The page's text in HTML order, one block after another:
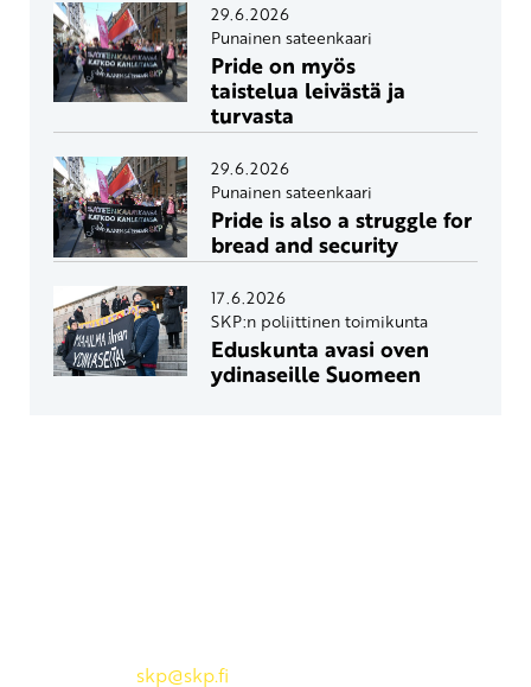
29.6.2026
Punainen sateenkaari
Pride on myös
taistelua leivästä ja
turvasta
29.6.2026
Punainen sateenkaari
Pride is also a struggle for
bread and security
17.6.2026
SKP:n poliittinen toimikunta
Eduskunta avasi oven
ydinaseille Suomeen
skp@skp.fi